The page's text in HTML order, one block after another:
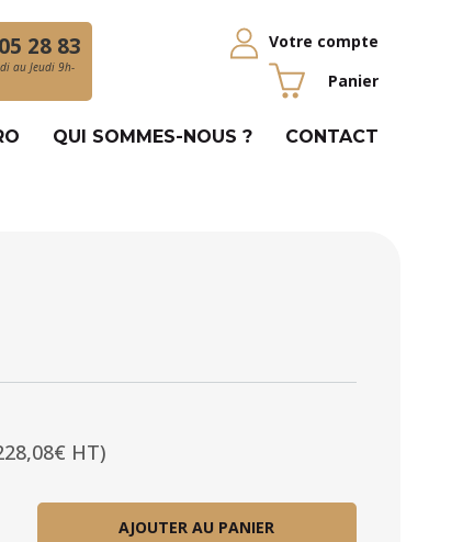
28 83
au Jeudi 9h-
Votre compte
Panier
QUI SOMMES-NOUS ? CONTACT
HT)
AJOUTER AU PANIER